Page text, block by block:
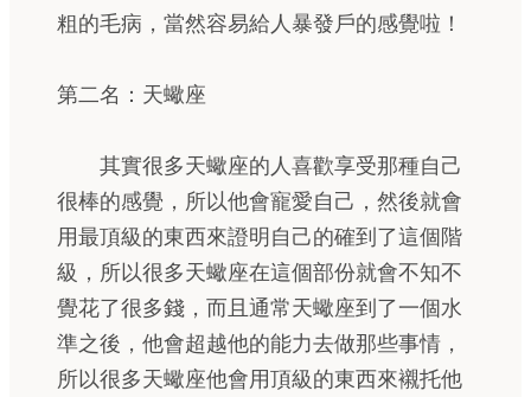
粗的毛病，當然容易給人暴發戶的感覺啦！
第二名：天蠍座
其實很多天蠍座的人喜歡享受那種自己
很棒的感覺，所以他會寵愛自己，然後就會
用最頂級的東西來證明自己的確到了這個階
級，所以很多天蠍座在這個部份就會不知不
覺花了很多錢，而且通常天蠍座到了一個水
準之後，他會超越他的能力去做那些事情，
所以很多天蠍座他會用頂級的東西來襯托他